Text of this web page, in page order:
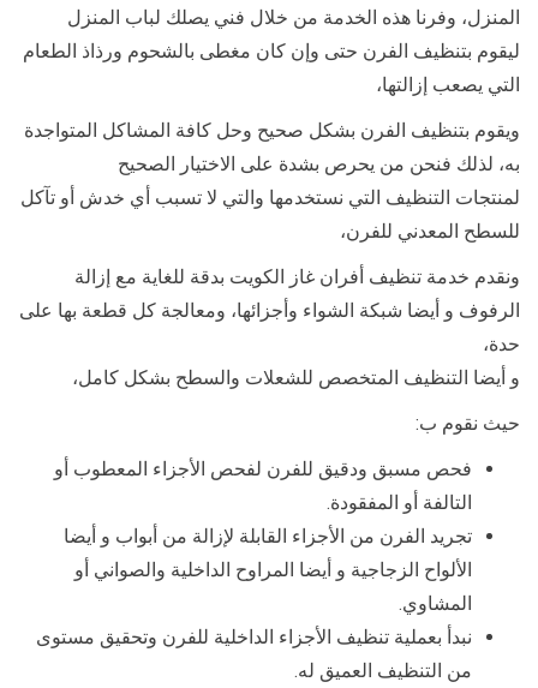
المنزل، وفرنا هذه الخدمة من خلال فني يصلك لباب المنزل
ليقوم بتنظيف الفرن حتى وإن كان مغطى بالشحوم ورذاذ الطعام
التي يصعب إزالتها،
ويقوم بتنظيف الفرن بشكل صحيح وحل كافة المشاكل المتواجدة
به، لذلك فنحن من يحرص بشدة على الاختيار الصحيح
لمنتجات التنظيف التي نستخدمها والتي لا تسبب أي خدش أو تآكل
للسطح المعدني للفرن،
ونقدم خدمة تنظيف أفران غاز الكويت بدقة للغاية مع إزالة
الرفوف و أيضا شبكة الشواء وأجزائها، ومعالجة كل قطعة بها على
حدة،
و أيضا التنظيف المتخصص للشعلات والسطح بشكل كامل،
حيث نقوم ب:
فحص مسبق ودقيق للفرن لفحص الأجزاء المعطوب أو
التالفة أو المفقودة.
تجريد الفرن من الأجزاء القابلة لإزالة من أبواب و أيضا
الألواح الزجاجية و أيضا المراوح الداخلية والصواني أو
المشاوي.
نبدأ بعملية تنظيف الأجزاء الداخلية للفرن وتحقيق مستوى
من التنظيف العميق له.